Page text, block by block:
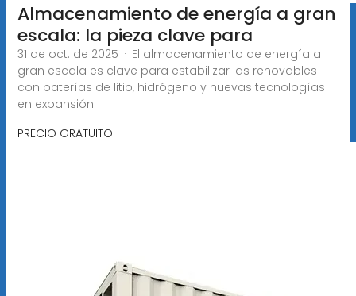
Almacenamiento de energía a gran
escala: la pieza clave para
31 de oct. de 2025 · El almacenamiento de energía a
gran escala es clave para estabilizar las renovables
con baterías de litio, hidrógeno y nuevas tecnologías
en expansión.
PRECIO GRATUITO